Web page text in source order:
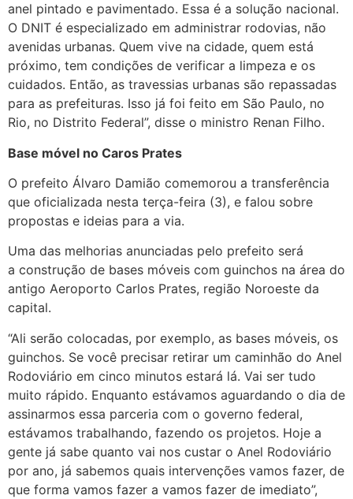
anel pintado e pavimentado. Essa é a solução nacional.
O DNIT é especializado em administrar rodovias, não
avenidas urbanas. Quem vive na cidade, quem está
próximo, tem condições de verificar a limpeza e os
cuidados. Então, as travessias urbanas são repassadas
para as prefeituras. Isso já foi feito em São Paulo, no
Rio, no Distrito Federal”, disse o ministro Renan Filho.
Base móvel no Caros Prates
O prefeito Álvaro Damião comemorou a transferência
que oficializada nesta terça-feira (3), e falou sobre
propostas e ideias para a via.
Uma das melhorias anunciadas pelo prefeito será
a construção de bases móveis com guinchos na área do
antigo Aeroporto Carlos Prates, região Noroeste da
capital.
“Ali serão colocadas, por exemplo, as bases móveis, os
guinchos. Se você precisar retirar um caminhão do Anel
Rodoviário em cinco minutos estará lá. Vai ser tudo
muito rápido. Enquanto estávamos aguardando o dia de
assinarmos essa parceria com o governo federal,
estávamos trabalhando, fazendo os projetos. Hoje a
gente já sabe quanto vai nos custar o Anel Rodoviário
por ano, já sabemos quais intervenções vamos fazer, de
que forma vamos fazer a vamos fazer de imediato”,